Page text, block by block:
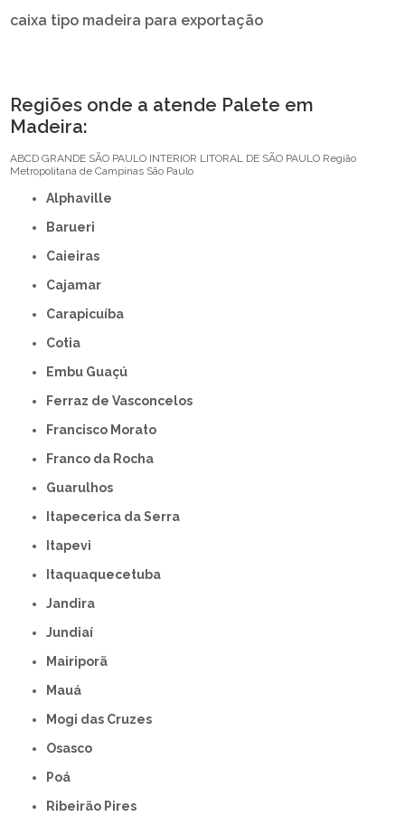
caixa tipo madeira para exportação
Regiões onde a atende Palete em
Madeira:
ABCD GRANDE SÃO PAULO INTERIOR LITORAL DE SÃO PAULO Região
Metropolitana de Campinas São Paulo
Alphaville
Barueri
Caieiras
Cajamar
Carapicuíba
Cotia
Embu Guaçú
Ferraz de Vasconcelos
Francisco Morato
Franco da Rocha
Guarulhos
Itapecerica da Serra
Itapevi
Itaquaquecetuba
Jandira
Jundiaí
Mairiporã
Mauá
Mogi das Cruzes
Osasco
Poá
Ribeirão Pires